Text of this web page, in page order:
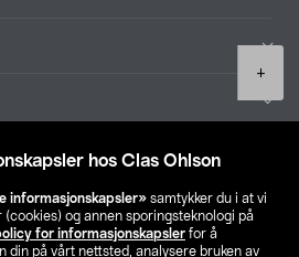
hos Clas Ohlson
informasjonskapsler» samtykker du i at vi
og annen sporingsteknologi på
for informasjonskapsler for å
din på vårt nettsted, analysere bruken av
+
Finn din butikk